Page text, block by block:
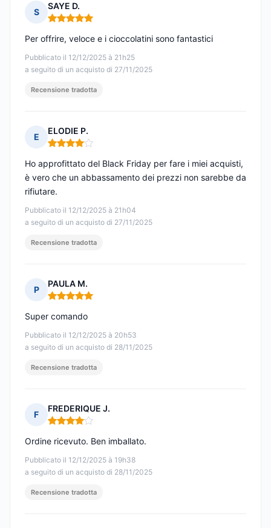
S
SAYE D.
Nota: 5 su 5
Pubblicato il 12/12/2025 à 21h25
a seguito di un acquisto di 27/11/2025
Per offrire, veloce e i cioccolatini sono fantastici
Recensione tradotta
E
ELODIE P.
Nota: 4 su 5
Pubblicato il 12/12/2025 à 21h04
a seguito di un acquisto di 27/11/2025
Ho approfittato del Black Friday per fare i miei acquisti,
è vero che un abbassamento dei prezzi non sarebbe da
rifiutare.
Recensione tradotta
P
PAULA M.
Nota: 5 su 5
Pubblicato il 12/12/2025 à 20h53
a seguito di un acquisto di 28/11/2025
Super comando
Recensione tradotta
F
FREDERIQUE J.
Nota: 4 su 5
Pubblicato il 12/12/2025 à 19h38
a seguito di un acquisto di 28/11/2025
Ordine ricevuto. Ben imballato.
Recensione tradotta